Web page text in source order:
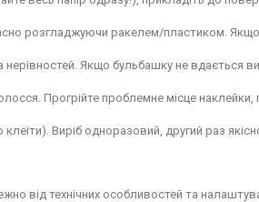
розгладжуючи ракелем/пластиком.
Якщо бульбашку не вдається
Прогрійте проблемне місце наклейки,
Виріб одноразовий, другий раз
від технічних особливостей та